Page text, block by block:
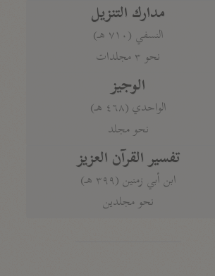
مدارك التنزيل
النسفي (٧١٠ هـ)
نحو ٣ مجلدات
الوجيز
الواحدي (٤٦٨ هـ)
نحو مجلد
تفسير القرآن العزيز
ابن أبي زمنين (٣٩٩ هـ)
نحو مجلدين